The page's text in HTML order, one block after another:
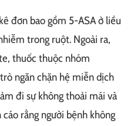
đơn bao gồm 5-ASA ở liều
trong ruột. Ngoài ra,
thuốc thuộc nhóm
ngăn chặn hệ miễn dịch
đi sự không thoải mái và
rằng người bệnh không